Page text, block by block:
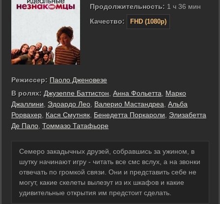
Продолжительность: 1 ч 36 мин
Качество:
FHD (1080p)
Режиссер: Паоло Дженовезе
В ролях: Джузеппе Баттистон Анна Фольетта
Марко
Джаллини
Эдоардо Лео Валерио Мастандреа Альба
Рорвахер Кася Смутняк Бенедетта Поркароли
Элизабетта
Де Пало Томмазо Татафьоре
Семеро закадычных друзей, собравшись за ужином, в
шутку начинают игру - читать все смс вслух, а на звонки
отвечать по громкой связи. Они и представить себе не
могут, какие скелеты вылезут из их шкафов и какие
удивительные открытия им предстоит сделать.